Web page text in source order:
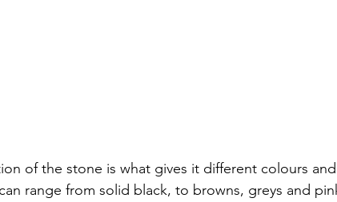
of the stone is what gives it different colours and
range from solid black, to browns, greys and